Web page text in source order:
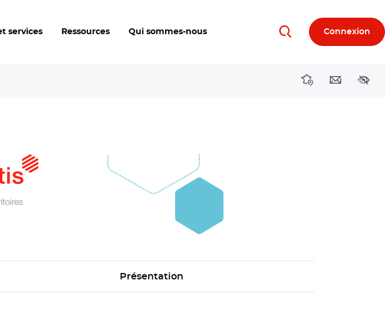
services Ressources Qui sommes-nous RechercherConnexion
DirectionsContact
Présentation